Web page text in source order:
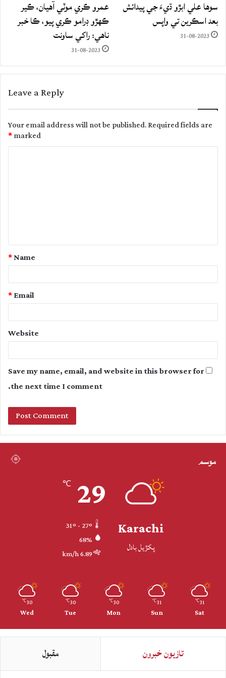
سوها علي ابڙو ڌيءَ جي پيدائش
بعد اسڪرين تي واپس
31-08-2023
عمرو ڪري موٽي آهيان، ڪير
ڪهڙو ڊرامو ڪري پيو، ڪا خبر
ناهي: راکي ساونت
31-08-2023
Leave a Reply
Your email address will not be published.Required fields are
marked
*
t
Name
*
Email
*
Website
Save my name, email, and website in this browser for
the next time I comment.
موسم
Karachi
پکڙيل بادل
29
℃
68%
6.89 km/h
31
℃
Sat
31
℃
Sun
30
℃
Mon
30
℃
Tue
30
℃
Wed
تازيون خبرون مقبول